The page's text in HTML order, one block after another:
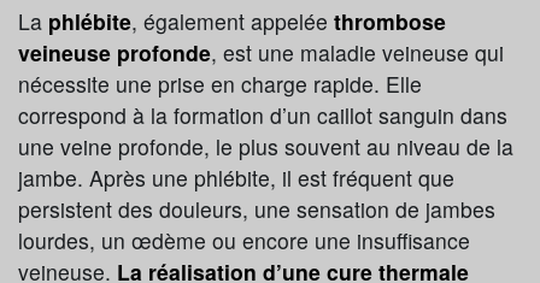
thrombose
veineuse
Article publié par Laura Dupuy le 20/07/2026
Thrombose veineuse Insuffisance veineuse
Demander une documentation
La phlébite, également appelée thrombose
veineuse profonde, est une maladie veineuse qui
nécessite une prise en charge rapide. Elle
correspond à la formation d’un caillot sanguin dans
une veine profonde, le plus souvent au niveau de la
jambe. Après une phlébite, il est fréquent que
persistent des douleurs, une sensation de jambes
lourdes, un œdème ou encore une insuffisance
veineuse. La réalisation d’une cure thermale